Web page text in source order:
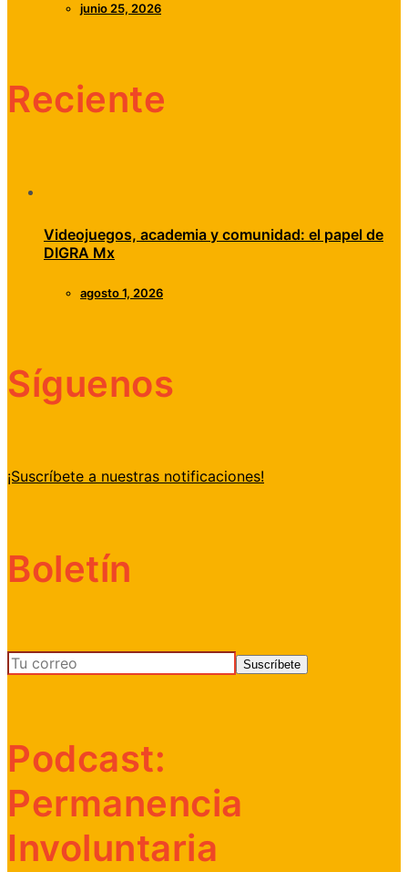
junio 25, 2026
Reciente
Videojuegos, academia y comunidad: el papel de
DIGRA Mx
agosto 1, 2026
Síguenos
¡Suscríbete a nuestras notificaciones!
Boletín
Podcast:
Permanencia
Involuntaria